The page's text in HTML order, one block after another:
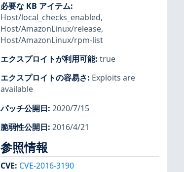
必要な KB アイテム:
Host/local_checks_enabled,
Host/AmazonLinux/release,
Host/AmazonLinux/rpm-list
エクスプロイトが利用可能: true
エクスプロイトの容易さ: Exploits are
available
パッチ公開日: 2020/7/15
脆弱性公開日: 2016/4/21
参照情報
CVE: CVE-2016-3190